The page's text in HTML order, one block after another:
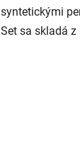
syntetickými
Set sa skladá